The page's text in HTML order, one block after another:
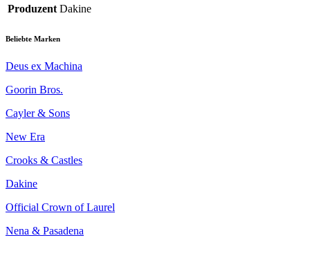
Produzent Dakine
Beliebte Marken
Deus ex Machina
Goorin Bros.
Cayler & Sons
New Era
Crooks & Castles
Dakine
Official Crown of Laurel
Nena & Pasadena